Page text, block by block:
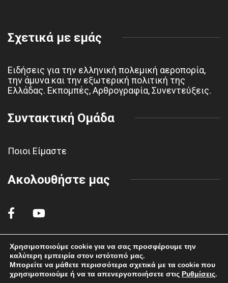
Σχετικά με εμάς
Ειδήσεις για την ελληνική πολεμική αεροπορία,
την άμυνα και την εξωτερική πολιτική της
Ελλάδας. Εκπομπές, Αρθρογραφία, Συνεντεύξεις.
Συντακτική Ομάδα
Ποιοι Είμαστε
Ακολουθήστε μας
© 2022 polemikiaeroporiahaf.gr - All rights reserved.
Χρησιμοποιούμε cookie για να σας προσφέρουμε την
καλύτερη εμπειρία στον ιστότοπό μας.
Μπορείτε να μάθετε περισσότερα σχετικά με τα cookie που
χρησιμοποιούμε ή να τα απενεργοποιήσετε στις Ρυθμίσεις.